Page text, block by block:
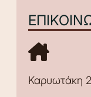
Καρυωτάκη